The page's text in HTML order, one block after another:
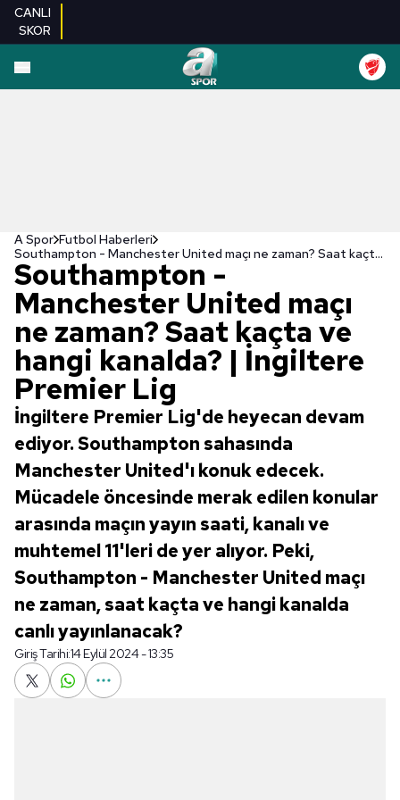
CANLI
SKOR
A Spor Futbol Haberleri
Southampton - Manchester United maçı ne zaman? Saat kaçta ve hangi kanalda? | İngiltere Premier Lig
Southampton -
Manchester United maçı
ne zaman? Saat kaçta ve
hangi kanalda? | İngiltere
Premier Lig
İngiltere Premier Lig'de heyecan devam
ediyor. Southampton sahasında
Manchester United'ı konuk edecek.
Mücadele öncesinde merak edilen konular
arasında maçın yayın saati, kanalı ve
muhtemel 11'leri de yer alıyor. Peki,
Southampton - Manchester United maçı
ne zaman, saat kaçta ve hangi kanalda
canlı yayınlanacak?
Giriş Tarihi:14 Eylül 2024 - 13:35